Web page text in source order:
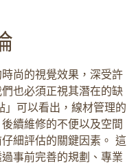
尚的視覺效果，深受許
也必須正視其潛在的缺
可以看出，線材管理的
續維修的不便以及空間
細評估的關鍵因素。 這
事前完善的規劃、專業